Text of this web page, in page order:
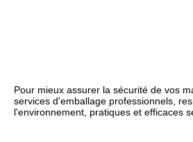
Pour mieux assurer la sécurité de vos
services d'emballage professionnels,
l'environnement, pratiques et efficaces